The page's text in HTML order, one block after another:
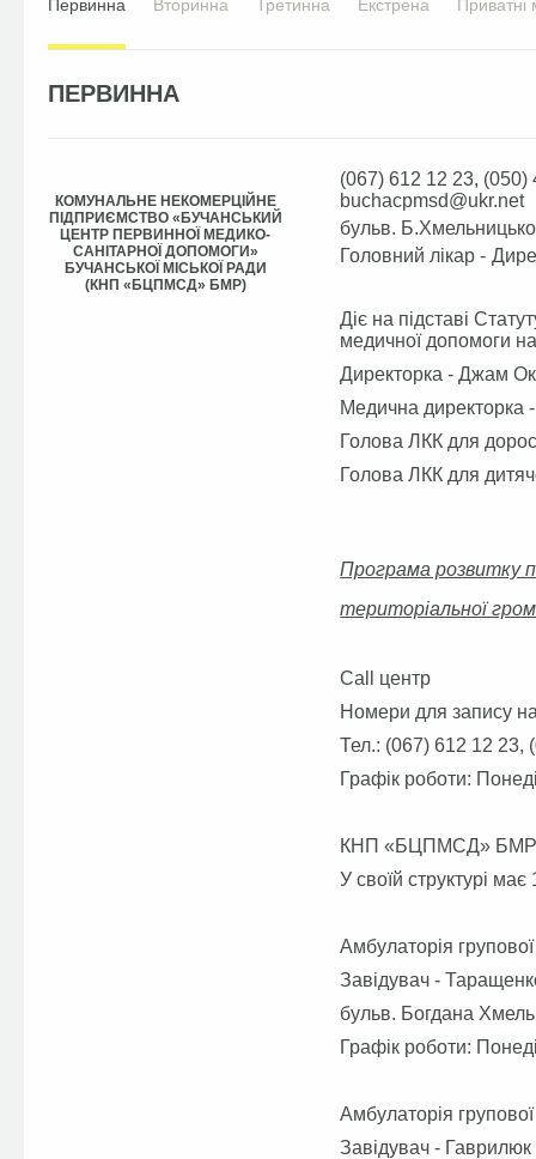
Первинна Вторинна Третинна Екстрена Приватні
ПЕРВИННА
КОМУНАЛЬНЕ НЕКОМЕРЦІЙНЕ
ПІДПРИЄМСТВО «БУЧАНСЬКИЙ
ЦЕНТР ПЕРВИННОЇ МЕДИКО-
САНІТАРНОЇ ДОПОМОГИ»
БУЧАНСЬКОЇ МІСЬКОЇ РАДИ
(КНП «БЦПМСД» БМР)
(067) 612 12 23, (050)
buchacpmsd@ukr.net
бульв.
Головний лікар -
Діє на підставі
медичної допомоги
Директорка - Джам
Медична директорка
Голова ЛКК для
Голова ЛКК для
Програма розвитку
територіальної
Call центр
Номери для запису
Тел.: (067) 612 12 23,
Графік роботи:
КНП «БЦПМСД»
У своїй структурі
Амбулаторія
Завідувач -
бульв. Богдана
Графік роботи:
Амбулаторія
Завідувач -